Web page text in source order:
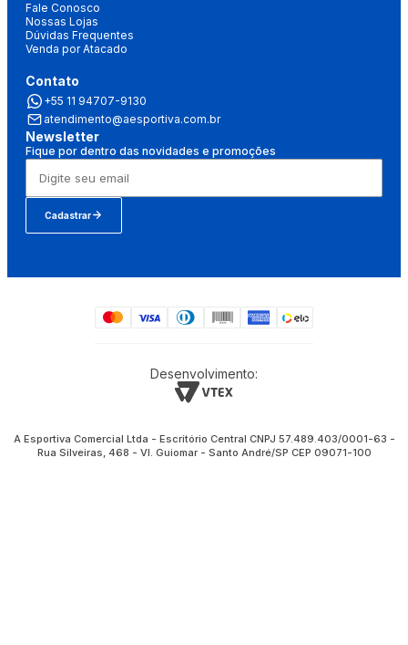
Fale Conosco
Nossas Lojas
Dúvidas Frequentes
Venda por Atacado
Contato
+55 11 94707-9130
atendimento@aesportiva.com.br
Newsletter
Fique por dentro das novidades e promoções
Cadastrar
Desenvolvimento:
A Esportiva Comercial Ltda - Escritório Central CNPJ 57.489.403/0001-63 -
Rua Silveiras, 468 - Vl. Guiomar - Santo André/SP CEP 09071-100